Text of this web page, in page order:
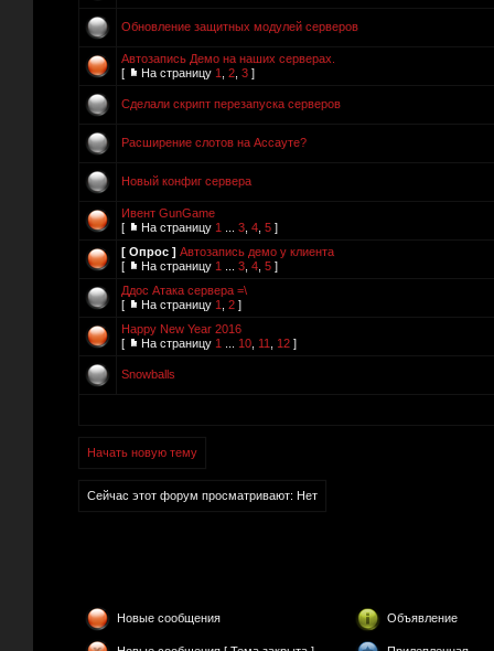
Обновление защитных модулей серверов
Автозапись Демо на наших серверах.
[
На страницу 1 2 3 ]
Сделали скрипт перезапуска серверов
Расширение слотов на Ассауте?
Новый конфиг сервера
Ивент GunGame
[
На страницу 1 3 4 5 ]
[ Опрос ] Автозапись демо у клиента
[
На страницу 1 3 4 5 ]
Ддос Атака сервера =\
[
На страницу 1 2 ]
Happy New Year 2016
[
На страницу 1 10 11 12 ]
Snowballs
Начать новую тему
Сейчас этот форум просматривают: Нет
Новые сообщения Объявление